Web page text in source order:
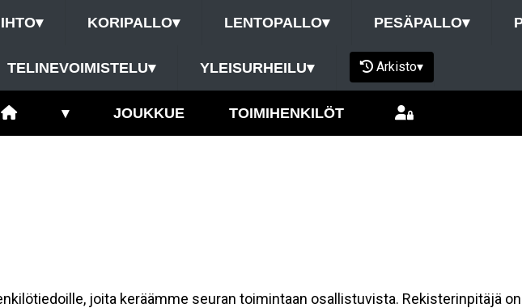
▾ KORIPALLO▾ LENTOPALLO▾ PESÄPALLO▾
TELINEVOIMISTELU▾ YLEISURHEILU▾ Arkisto▾
▾ JOUKKUE TOIMIHENKILÖT
joita keräämme seuran toimintaan osallistuvista. Rekisterinpitäjä